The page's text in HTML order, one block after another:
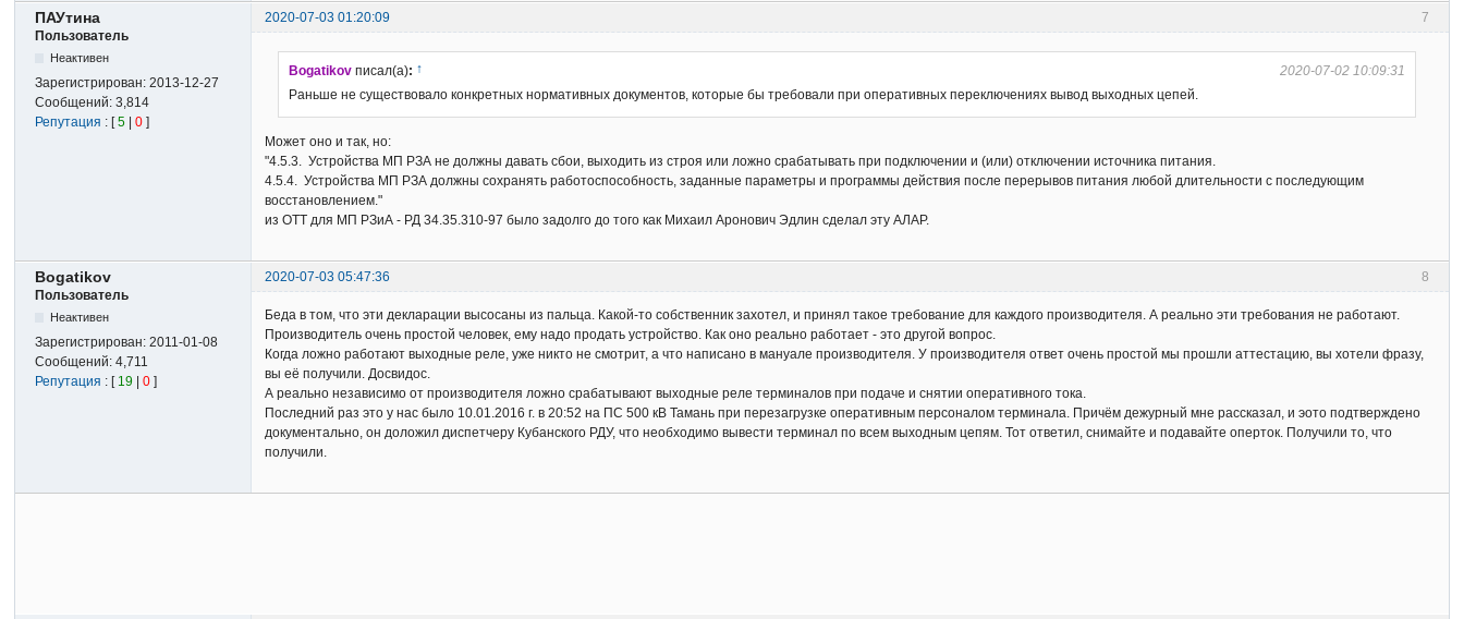
7
ПАУтина
2020-07-03 01:20:09
Пользователь
Неактивен
Зарегистрирован:2013-12-27
Сообщений:3,814
Репутация : [5 |0 ]
Bogatikov писал(а): ↑
2020-07-02 10:09:31
Раньше не существовало конкретных нормативных документов, которые бы требовали при оперативных переключениях вывод выходных цепей.
Может оно и так, но:
"4.5.3. Устройства МП РЗА не должны давать сбои, выходить из строя или ложно срабатывать при подключении и (или) отключении источника питания.
4.5.4. Устройства МП РЗА должны сохранять работоспособность, заданные параметры и программы действия после перерывов питания любой длительности с последующим
восстановлением."
из ОТТ для МП РЗиА - РД 34.35.310-97 было задолго до того как Михаил Аронович Эдлин сделал эту АЛАР.
8
Bogatikov
2020-07-03 05:47:36
Пользователь
Неактивен
Зарегистрирован:2011-01-08
Сообщений:4,711
Репутация : [ 19 |0 ]
Беда в том, что эти декларации высосаны из пальца. Какой-то собственник захотел, и принял такое требование для каждого производителя. А реально эти требования не работают.
Производитель очень простой человек, ему надо продать устройство. Как оно реально работает - это другой вопрос.
Когда ложно работают выходные реле, уже никто не смотрит, а что написано в мануале производителя. У производителя ответ очень простой мы прошли аттестацию, вы хотели фразу,
вы её получили. Досвидос.
А реально независимо от производителя ложно срабатывают выходные реле терминалов при подаче и снятии оперативного тока.
Последний раз это у нас было 10.01.2016 г. в 20:52 на ПС 500 кВ Тамань при перезагрузке оперативным персоналом терминала. Причём дежурный мне рассказал, и эото подтверждено
документально, он доложил диспетчеру Кубанского РДУ, что необходимо вывести терминал по всем выходным цепям. Тот ответил, снимайте и подавайте оперток. Получили то, что
получили.